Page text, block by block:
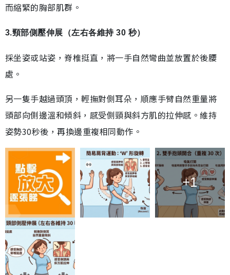
而縮緊的胸部肌群。
3.頸部側壓伸展（左右各維持 30 秒）
採坐姿或站姿，脊椎挺直，將一手自然彎曲並放置於後腰
處。
另一隻手越過頭頂，輕撫對側耳朵，順應手臂自然重量將
頭部向側邊溫和傾斜，感受側頸與斜方肌的拉伸感。維持
姿勢30秒後，再換邊重複相同動作。
+1